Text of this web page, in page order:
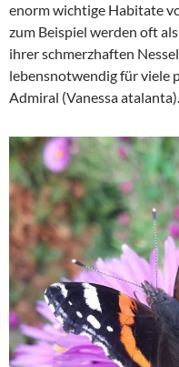
enorm wichtige Habitate
zum Beispiel werden oft
ihrer schmerzhaften
lebensnotwendig für viele
Admiral (Vanessa atalanta).